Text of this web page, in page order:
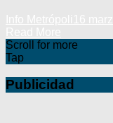
Scroll for more
Tap
Publicidad